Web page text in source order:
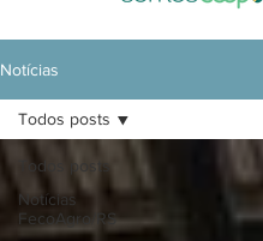
Notícias
Todos posts
Notícias
FecoAgro/RS
Todos posts